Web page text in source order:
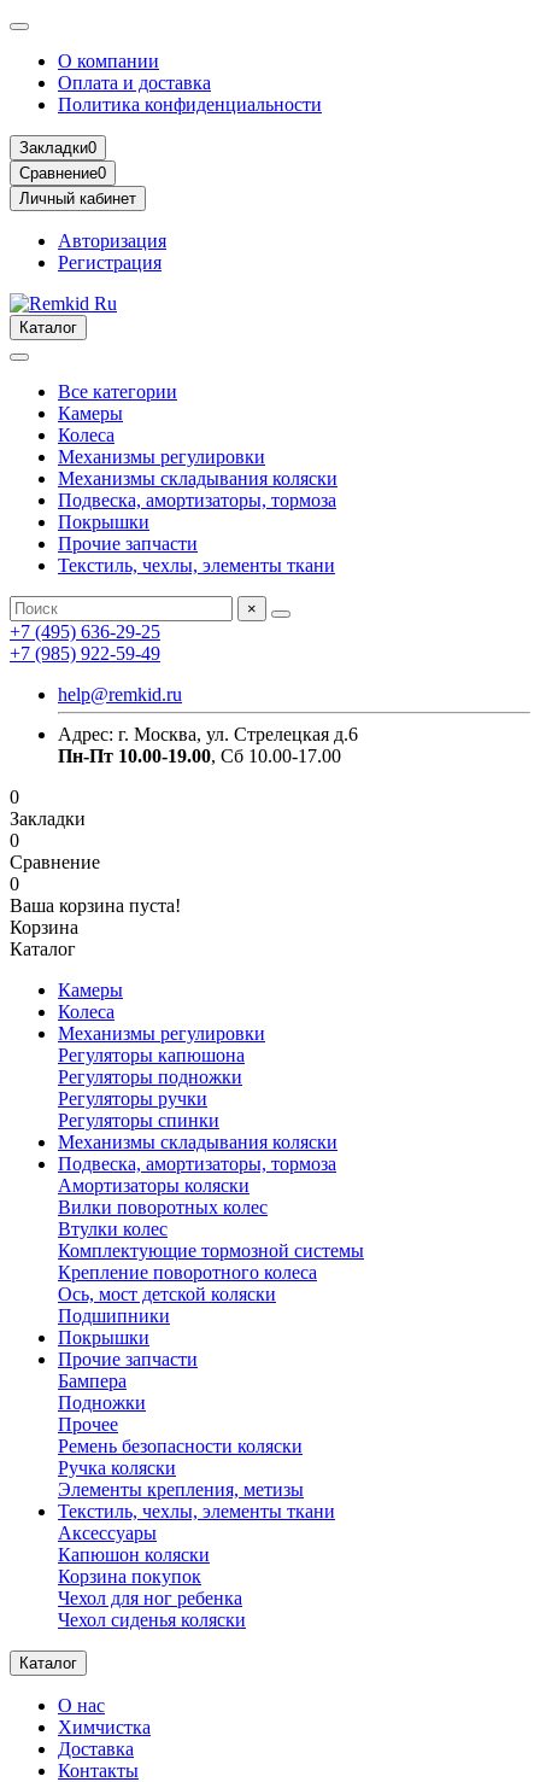
О компании
Оплата и доставка
Политика конфиденциальности
Закладки0
Сравнение0
Личный кабинет
Авторизация
Регистрация
Каталог
Все категории
Камеры
Колеса
Механизмы регулировки
Механизмы складывания коляски
Подвеска, амортизаторы, тормоза
Покрышки
Прочие запчасти
Текстиль, чехлы, элементы ткани
×
+7 (495) 636-29-25
+7 (985) 922-59-49
help@remkid.ru
Адрес: г. Москва, ул. Стрелецкая д.6
Пн-Пт 10.00-19.00, Сб 10.00-17.00
0
Закладки
0
Сравнение
0
Ваша корзина пуста!
Корзина
Каталог
Камеры
Колеса
Механизмы регулировки
Регуляторы капюшона
Регуляторы подножки
Регуляторы ручки
Регуляторы спинки
Механизмы складывания коляски
Подвеска, амортизаторы, тормоза
Амортизаторы коляски
Вилки поворотных колес
Втулки колес
Комплектующие тормозной системы
Крепление поворотного колеса
Ось, мост детской коляски
Подшипники
Покрышки
Прочие запчасти
Бампера
Подножки
Прочее
Ремень безопасности коляски
Ручка коляски
Элементы крепления, метизы
Текстиль, чехлы, элементы ткани
Аксессуары
Капюшон коляски
Корзина покупок
Чехол для ног ребенка
Чехол сиденья коляски
Каталог
О нас
Химчистка
Доставка
Контакты